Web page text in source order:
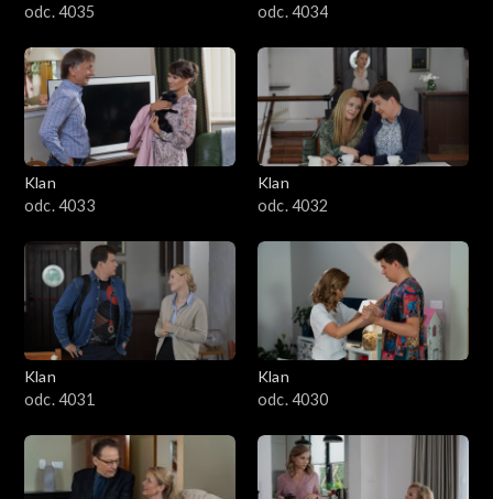
odc. 4035
odc. 4034
Klan
odc. 4033
Klan
odc. 4032
Klan
odc. 4031
Klan
odc. 4030